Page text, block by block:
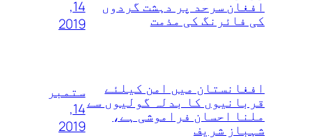
افغان سرحد پر دہشت گردوں
کی فائرنگ کی مذمت
14,
2019
افغانستان میں امن کیلئے
قربانیوں کا بدلہ گولیوں سے
ملنا احسان فراموشی ہے،
شہباز شریف
ستمبر
14,
2019